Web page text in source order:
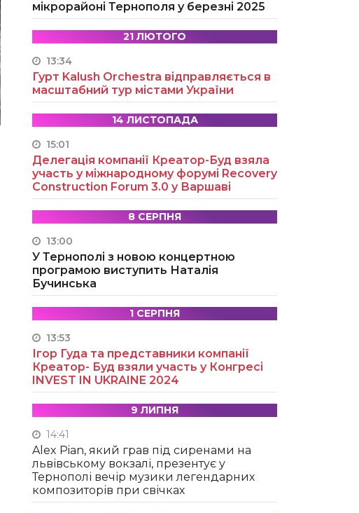
мікрорайоні Тернополя у березні 2025
21 ЛЮТОГО
13:34
Гурт Kalush Orchestra відправляється в
масштабний тур містами України
14 ЛИСТОПАДА
15:01
Делегація компанії Креатор-Буд взяла
участь у міжнародному форумі Recovery
Construction Forum 3.0 у Варшаві
8 СЕРПНЯ
13:00
У Тернополі з новою концертною
програмою виступить Наталія
Бучинська
1 СЕРПНЯ
13:53
Ігор Гуда та представники компанії
Креатор- Буд взяли участь у Конгресі
INVEST IN UKRAINE 2024
9 ЛИПНЯ
14:41
Alex Pian, який грав під сиренами на
львівському вокзалі, презентує у
Тернополі вечір музики легендарних
композиторів при свічках